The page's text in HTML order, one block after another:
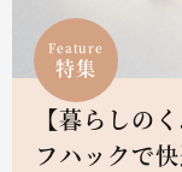
Feature
特集
【暮らしの
フハックで